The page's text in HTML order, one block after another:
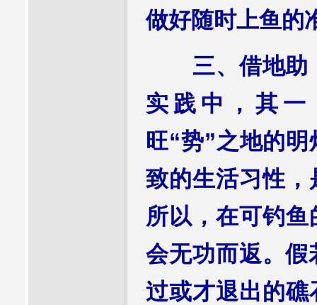
做好随时上鱼的
三、借地助，
实践中，其
旺“势”之地的
致的生活习性
所以，在可钓
会无功而返。假
过或才退出的